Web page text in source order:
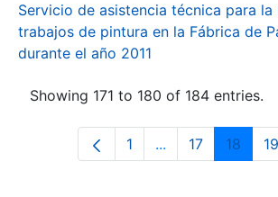
Servicio de asistencia técnica para
trabajos de pintura en la Fábrica de
durante el año 2011
Showing 171 to 180 of 184 entries.
Page
1 ...Intermediate
Page
17 Page
18 19